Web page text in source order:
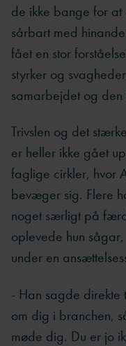
de ikke bange for
sårbart med
fået en stor
styrker og
samarbejdet og den
Trivslen og det
er heller ikke gået
faglige cirkler, hvor
bevæger sig. Flere
noget særligt på
oplevede hun
under en
- Han sagde direkte
om dig i branchen,
møde dig. Du er jo